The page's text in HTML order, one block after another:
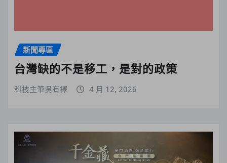
新聞專區
台灣缺的不是移工，是對的政策
科技主筆吳有擇 4 月 12, 2026